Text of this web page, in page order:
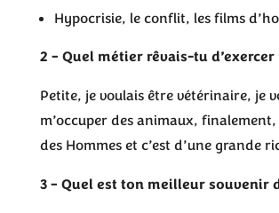
Hypocrisie, le conflit, les films
2 – Quel métier rêvais-tu d’exercer
Petite, je voulais être vétérinaire, je
m’occuper des animaux, finalement,
des Hommes et c’est d’une grande
3 – Quel est ton meilleur souvenir